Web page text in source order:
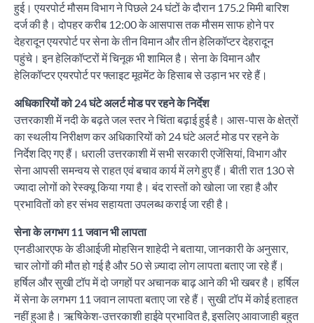
हुई। एयरपोर्ट मौसम विभाग ने पिछले 24 घंटों के दौरान 175.2 मिमी बारिश
दर्ज की है। दोपहर करीब 12:00 के आसपास तक मौसम साफ होने पर
देहरादून एयरपोर्ट पर सेना के तीन विमान और तीन हेलिकॉप्टर देहरादून
पहुंचे। इन हेलिकॉप्टरों में चिनूक भी शामिल है। सेना के विमान और
हेलिकॉप्टर एयरपोर्ट पर फ्लाइट मूवमेंट के हिसाब से उड़ान भर रहे हैं।
अधिकारियों को 24 घंटे अलर्ट मोड पर रहने के निर्देश
उत्तरकाशी में नदी के बढ़ते जल स्तर ने चिंता बढ़ाई हुई है। आस-पास के क्षेत्रों
का स्थलीय निरीक्षण कर अधिकारियों को 24 घंटे अलर्ट मोड पर रहने के
निर्देश दिए गए हैं। धराली उत्तरकाशी में सभी सरकारी एजेंसियां, विभाग और
सेना आपसी समन्वय से राहत एवं बचाव कार्य में लगे हुए हैं। बीती रात 130 से
ज्यादा लोगों को रेस्क्यू किया गया है। बंद रास्तों को खोला जा रहा है और
प्रभावितों को हर संभव सहायता उपलब्ध कराई जा रही है।
सेना के लगभग 11 जवान भी लापता
एनडीआरएफ के डीआईजी मोहसिन शाहेदी ने बताया, जानकारी के अनुसार,
चार लोगों की मौत हो गई है और 50 से ज़्यादा लोग लापता बताए जा रहे हैं।
हर्षिल और सुखी टॉप में दो जगहों पर अचानक बाढ़ आने की भी खबर है। हर्षिल
में सेना के लगभग 11 जवान लापता बताए जा रहे हैं। सुखी टॉप में कोई हताहत
नहीं हुआ है। ऋषिकेश-उत्तरकाशी हाईवे प्रभावित है, इसलिए आवाजाही बहुत